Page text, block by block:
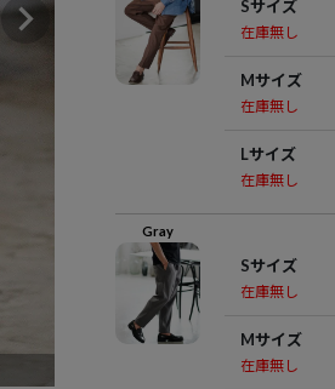
Sサイズ
在庫無し
Mサイズ
在庫無し
Lサイズ
在庫無し
Gray
Sサイズ
在庫無し
Mサイズ
在庫無し